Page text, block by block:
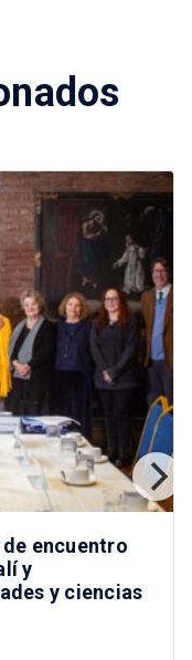
encuentro
y
y ciencias